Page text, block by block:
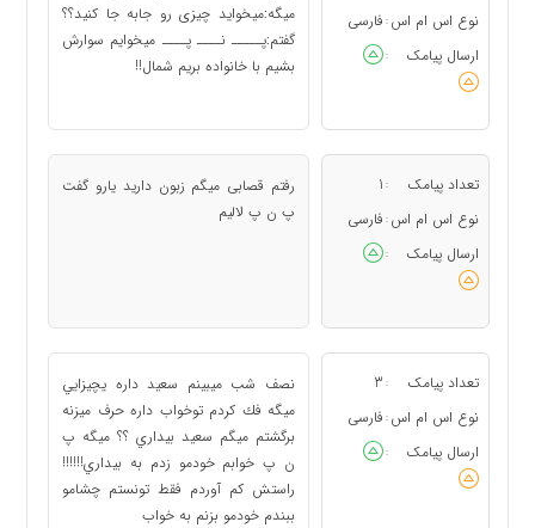
نوع اس ام اس : فارسی
ارسال پیامک
:
میگه:میخواید چیزی رو جابه جا کنید؟؟
گفتم:پـــــ نــــ پــــ میخوایم سوارش
بشیم با خانواده بریم شمال!!
تعداد پیامک :
1
نوع اس ام اس : فارسی
ارسال پیامک
:
رفتم قصابی میگم زبون دارید یارو گفت
پ ن پ لالیم
تعداد پیامک :
3
نوع اس ام اس : فارسی
ارسال پیامک
:
نصف شب ميبينم سعيد داره يچيزايي
ميگه فك كردم توخواب داره حرف ميزنه
برگشتم ميگم سعيد بيداري ؟؟ ميگه پ
ن پ خوابم خودمو زدم به بيداري!!!!!!
راستش كم آوردم فقط تونستم چشامو
ببندم خودمو بزنم به خواب